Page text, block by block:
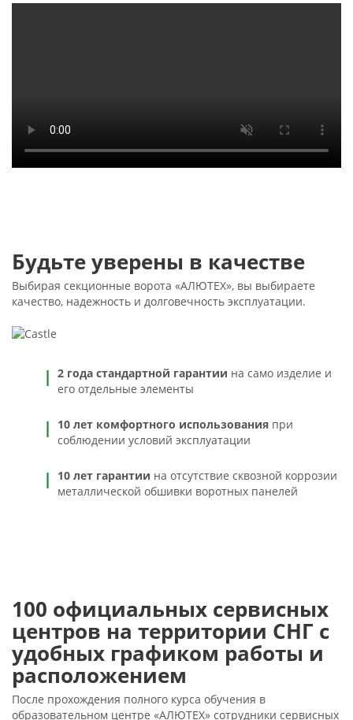
Будьте уверены в качестве
Выбирая секционные ворота «АЛЮТЕХ», вы выбираете
качество, надежность и долговечность эксплуатации.
2 года стандартной гарантии на само изделие и
его отдельные элементы
10 лет комфортного использования при
соблюдении условий эксплуатации
10 лет гарантии на отсутствие сквозной коррозии
металлической обшивки воротных панелей
100 официальных сервисных
центров на территории СНГ с
удобных графиком работы и
расположением
После прохождения полного курса обучения в
образовательном центре «АЛЮТЕХ» сотрудники сервисных